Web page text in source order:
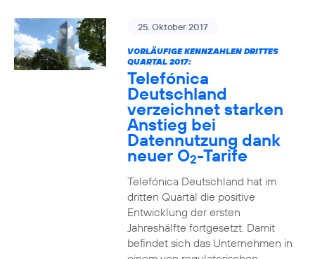
25. Oktober 2017
VORLÄUFIGE KENNZAHLEN DRITTES
QUARTAL 2017:
Telefónica
Deutschland
verzeichnet starken
Anstieg bei
Datennutzung dank
neuer O2-Tarife
Telefónica Deutschland hat im
dritten Quartal die positive
Entwicklung der ersten
Jahreshälfte fortgesetzt. Damit
befindet sich das Unternehmen in